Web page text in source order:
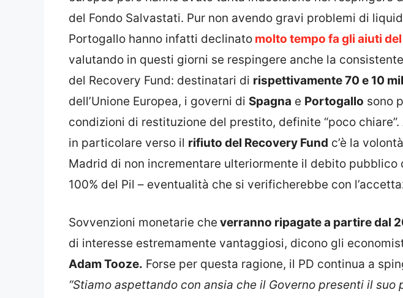
del Fondo Salvastati. Pur non avendo gravi problemi di
Portogallo hanno infatti declinato molto tempo fa gli aiuti
valutando in questi giorni se respingere anche la
del Recovery Fund: destinatari di rispettivamente 70 e 10
dell’Unione Europea, i governi di Spagna e Portogallo sono
condizioni di restituzione del prestito, definite “poco
in particolare verso il rifiuto del Recovery Fund c’è la
Madrid di non incrementare ulteriormente il debito pubblico
100% del Pil – eventualità che si verificherebbe con
Sovvenzioni monetarie che verranno ripagate a partire dal
di interesse estremamente vantaggiosi, dicono gli
Adam Tooze. Forse per questa ragione, il PD continua a
“Stiamo aspettando con ansia che il Governo presenti il suo